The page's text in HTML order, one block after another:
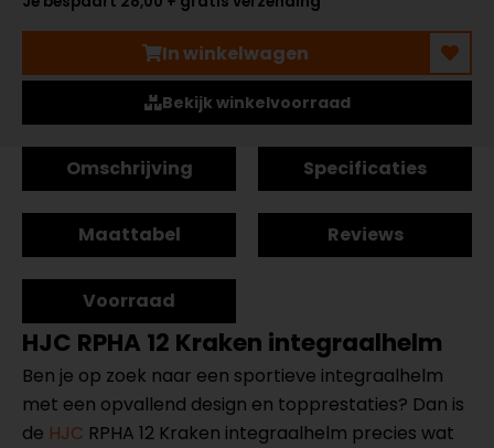
In winkelwagen
Bekijk winkelvoorraad
Omschrijving Specificaties
Maattabel Reviews
Voorraad
HJC RPHA 12 Kraken integraalhelm
Ben je op zoek naar een sportieve integraalhelm
met een opvallend design en topprestaties? Dan is
de HJC RPHA 12 Kraken integraalhelm precies wat